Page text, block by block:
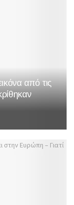
από τις